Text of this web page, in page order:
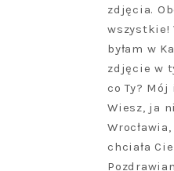
zdjęcia.
wszystkie!
byłam w
zdjęcie w
co Ty?
Wiesz, ja
chciała